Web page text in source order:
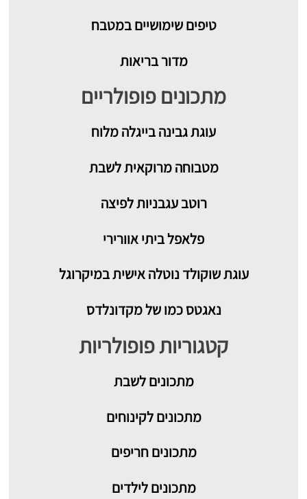
טיפים שימושיים במטבח
מדור בריאות
מתכונים פופולריים
עוגת גבינה בייגלה מלוח
מטבוחה מרוקאית לשבת
רוטב עגבניות לפיצה
פלאפל ביתי אוורירי
עוגת שוקולד נוטלה אישית במיקרוגל
נאגטס כמו של מקדונלדס
קטגוריות פופולריות
מתכוניםלשבת
מתכונים לקינוחים
מתכונים חריפים
מתכונים לילדים